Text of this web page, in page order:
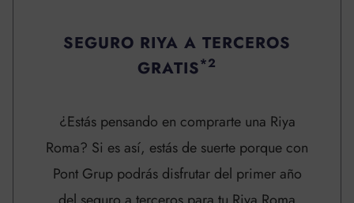
SEGURO RIYA A TERCEROS
GRATIS*2
¿Estás pensando en comprarte una Riya
Roma? Si es así, estás de suerte porque con
Pont Grup podrás disfrutar del primer año